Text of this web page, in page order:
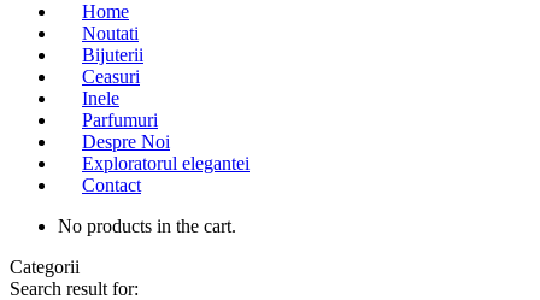
Home
Noutati
Bijuterii
Ceasuri
Inele
Parfumuri
Despre Noi
Exploratorul elegantei
Contact
No products in the cart.
Categorii
Search result for: